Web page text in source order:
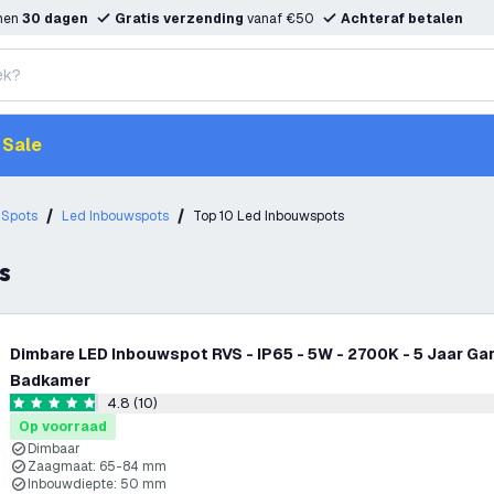
30 dagen Gratis verzending vanaf €50 Achteraf betalen
Sale
Spots Led Inbouwspots Top 10 Led Inbouwspots
Dimbare LED Inbouwspot RVS - IP65 - 5W - 2700K - 5 Jaar
Badkamer
4.8 score sterren4.8 (10)
Op voorraad
Dimbaar
Zaagmaat: 65-84 mm
Inbouwdiepte: 50 mm